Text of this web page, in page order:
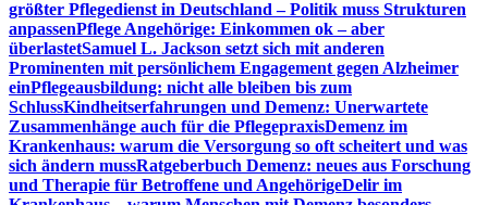
größter Pflegedienst in Deutschland – Politik muss Strukturen
anpassenPflege Angehörige: Einkommen ok – aber
überlastetSamuel L. Jackson setzt sich mit anderen
Prominenten mit persönlichem Engagement gegen Alzheimer
einPflegeausbildung: nicht alle bleiben bis zum
SchlussKindheitserfahrungen und Demenz: Unerwartete
Zusammenhänge auch für die PflegepraxisDemenz im
Krankenhaus: warum die Versorgung so oft scheitert und was
sich ändern mussRatgeberbuch Demenz: neues aus Forschung
und Therapie für Betroffene und AngehörigeDelir im